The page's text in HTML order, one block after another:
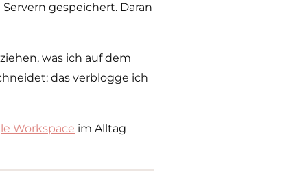
gespeichert. Daran
was ich auf dem
das verblogge ich
Workspace im Alltag